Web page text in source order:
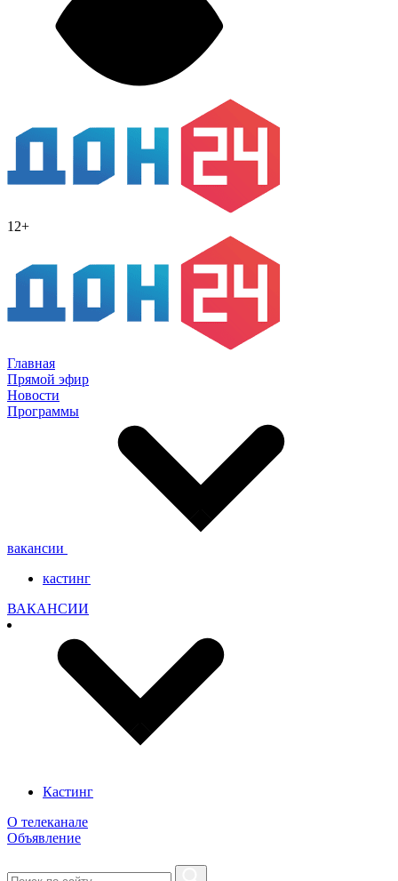
12+
Главная
Прямой эфир
Новости
Программы
вакансии
кастинг
ВАКАНСИИ
Кастинг
О телеканале
Объявление